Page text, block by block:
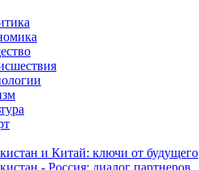
и Китай: ключи от будущего
- Россия: диалог партнеров